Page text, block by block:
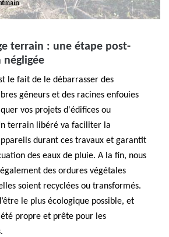
terrain : une étape post-
négligée
le fait de le débarrasser des
gêneurs et des racines enfouies
vos projets d'édifices ou
terrain libéré va faciliter la
durant ces travaux et garantit
des eaux de pluie. A la fin, nous
des ordures végétales
soient recyclées ou transformés.
le plus écologique possible, et
propre et prête pour les